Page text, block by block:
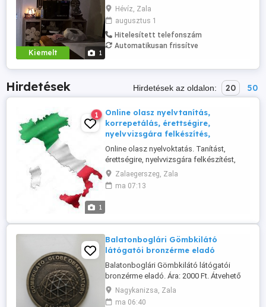
Kiemelt 1
masszázskuckómba ! Profi masszázs
test és lélek számára ! Franky a
masszőrfiú vár szeretettel ! Cím:
8380,Hévíz, Kölcsey utca 4. (az udvarban
vagyok a Lottózóval szemben)
Hévíz, Zala
augusztus 1
Hitelesített telefonszám
Automatikusan frissítve
Hirdetések Hirdetések az oldalon: 20 50
1
1
Online olasz nyelvtanítás,
korrepetálás, érettségire,
nyelvvizsgára felkészítés,
Online olasz nyelvoktatás. Tanítást,
érettségire, nyelvvizsgára felkészítést,
korrepetálást vállalok. Olasz nyelv és
irodalom szakos bölcsész és
középiskolai tanári diplomámat a Pécsi
Milánóban éltem, később a munkám révén
Bolognában ...
Zalaegerszeg, Zala
ma 07:13
Balatonboglári Gömbkilátó
látógatói bronzérme eladó
Balatonboglári Gömbkilátó látógatói
bronzérme eladó. Ára: 2000 Ft. Átvehető
Nagykanizsán, postázni tudom.
Nagykanizsa, Zala
ma 06:40